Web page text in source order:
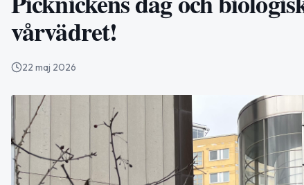
vårvädret!
22 maj 2026